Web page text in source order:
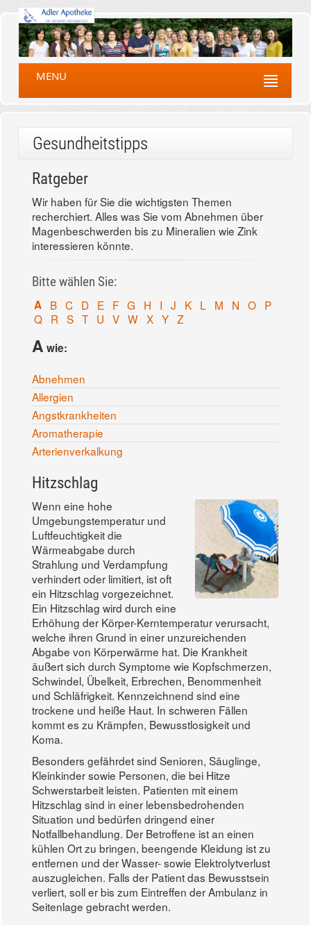
MENU
Gesundheitstipps
Ratgeber
Wir haben für Sie die wichtigsten Themen
recherchiert. Alles was Sie vom Abnehmen über
Magenbeschwerden bis zu Mineralien wie Zink
interessieren könnte.
Bitte wählen Sie:
A B C D E F G H I J K L M N O P
Q R S T U V W X Y Z
A wie:
Abnehmen
Allergien
Angstkrankheiten
Aromatherapie
Arterienverkalkung
Hitzschlag
Wenn eine hohe
Umgebungstemperatur und
Luftfeuchtigkeit die
Wärmeabgabe durch
Strahlung und Verdampfung
verhindert oder limitiert, ist oft
ein Hitzschlag vorgezeichnet.
Ein Hitzschlag wird durch eine
Erhöhung der Körper-Kerntemperatur verursacht,
welche ihren Grund in einer unzureichenden
Abgabe von Körperwärme hat. Die Krankheit
äußert sich durch Symptome wie Kopfschmerzen,
Schwindel, Übelkeit, Erbrechen, Benommenheit
und Schläfrigkeit. Kennzeichnend sind eine
trockene und heiße Haut. In schweren Fällen
kommt es zu Krämpfen, Bewusstlosigkeit und
Koma.
Besonders gefährdet sind Senioren, Säuglinge,
Kleinkinder sowie Personen, die bei Hitze
Schwerstarbeit leisten. Patienten mit einem
Hitzschlag sind in einer lebensbedrohenden
Situation und bedürfen dringend einer
Notfallbehandlung. Der Betroffene ist an einen
kühlen Ort zu bringen, beengende Kleidung ist zu
entfernen und der Wasser- sowie Elektrolytverlust
auszugleichen. Falls der Patient das Bewusstsein
verliert, soll er bis zum Eintreffen der Ambulanz in
Seitenlage gebracht werden.